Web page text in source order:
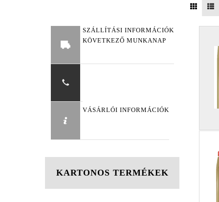
SZÁLLÍTÁSI INFORMÁCIÓK
KÖVETKEZŐ MUNKANAP
VÁSÁRLÓI INFORMÁCIÓK
KARTONOS TERMÉKEK